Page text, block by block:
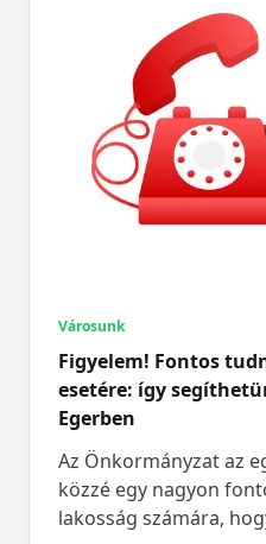
Városunk
Figyelem! Fontos
esetére: így
Egerben
Az Önkormányzat az
közzé egy nagyon
lakosság számára,